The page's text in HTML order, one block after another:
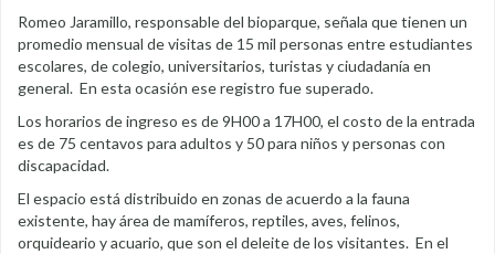
Romeo Jaramillo, responsable del bioparque, señala que tienen un
promedio mensual de visitas de 15 mil personas entre estudiantes
escolares, de colegio, universitarios, turistas y ciudadanía en
general. En esta ocasión ese registro fue superado.
Los horarios de ingreso es de 9H00 a 17H00, el costo de la entrada
es de 75 centavos para adultos y 50 para niños y personas con
discapacidad.
El espacio está distribuido en zonas de acuerdo a la fauna
existente, hay área de mamíferos, reptiles, aves, felinos,
orquideario y acuario, que son el deleite de los visitantes. En el